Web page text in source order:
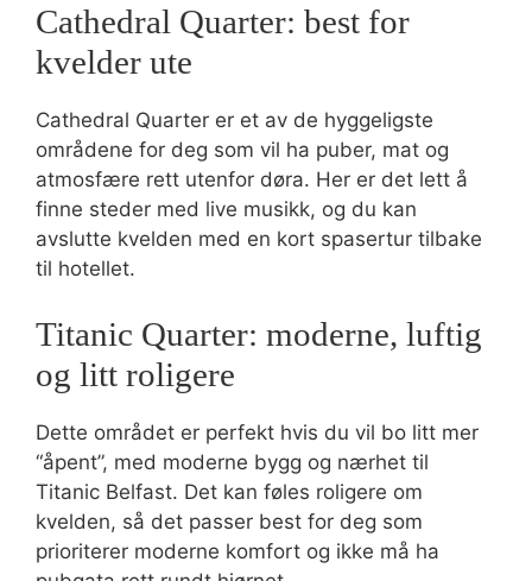
Cathedral Quarter: best for
kvelder ute
Cathedral Quarter er et av de hyggeligste
områdene for deg som vil ha puber, mat og
atmosfære rett utenfor døra. Her er det lett å
finne steder med live musikk, og du kan
avslutte kvelden med en kort spasertur tilbake
til hotellet.
Titanic Quarter: moderne, luftig
og litt roligere
Dette området er perfekt hvis du vil bo litt mer
“åpent”, med moderne bygg og nærhet til
Titanic Belfast. Det kan føles roligere om
kvelden, så det passer best for deg som
prioriterer moderne komfort og ikke må ha